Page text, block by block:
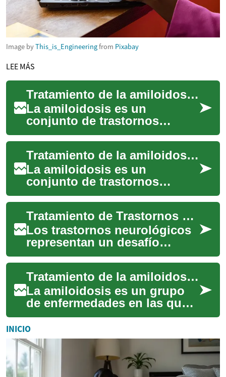
Image byThis_is_Engineeringfrom Pixabay
LEE MÁS
Tratamiento de la amiloidosis: opciones y manejo clínico
La amiloidosis es un
conjunto de trastornos
caracterizados por la
deposición de proteínas
anormales en tejidos, lo qu...Tratamiento de la amiloidosis: opciones y manejo clínico
La amiloidosis es un
conjunto de trastornos
caracterizados por el
depósito anormal de
proteínas plegadas en tejidos
e...
Tratamiento de Trastornos Neurológicos: Avances y Opciones
Los trastornos neurológicos
representan un desafío
significativo para la salud
global, afectando a millones
de person...
Tratamiento de la amiloidosis: opciones y manejo clínico
La amiloidosis es un grupo
de enfermedades en las que
proteínas anormales se
acumulan en tejidos y
órganos, alterando...
INICIO